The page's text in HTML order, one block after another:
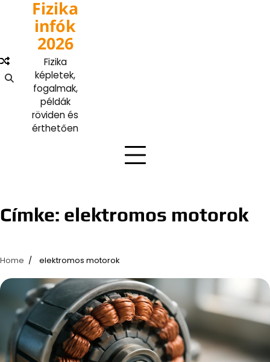
content
Fizika
infók
2026
Fizika
képletek,
fogalmak,
példák
röviden és
érthetően
Címke: elektromos motorok
Home elektromos motorok